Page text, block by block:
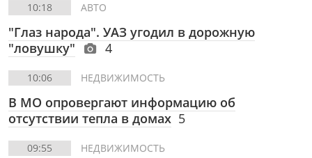
10:18 АВТО
"Глаз народа". УАЗ угодил в дорожную
"ловушку"
4
10:06 НЕДВИЖИМОСТЬ
В МО опровергают информацию об
отсутствии тепла в домах 5
09:55 НЕДВИЖИМОСТЬ